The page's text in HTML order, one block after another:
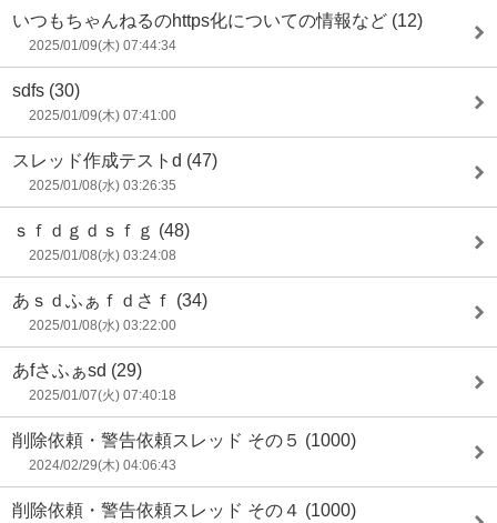
いつもちゃんねるのhttps化についての情報など (12)
2025/01/09(木) 07:44:34
sdfs (30)
2025/01/09(木) 07:41:00
スレッド作成テストd (47)
2025/01/08(水) 03:26:35
ｓｆｄｇｄｓｆｇ (48)
2025/01/08(水) 03:24:08
あｓｄふぁｆｄさｆ (34)
2025/01/08(水) 03:22:00
あfさふぁsd (29)
2025/01/07(火) 07:40:18
削除依頼・警告依頼スレッド その５ (1000)
2024/02/29(木) 04:06:43
削除依頼・警告依頼スレッド その４ (1000)